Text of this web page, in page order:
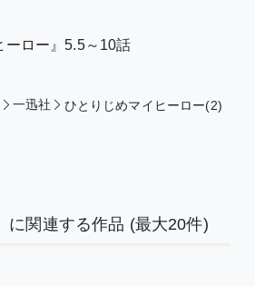
ロー』5.5～10話
一迅社 ひとりじめマイヒーロー(2)
に関連する作品 (最大20件)